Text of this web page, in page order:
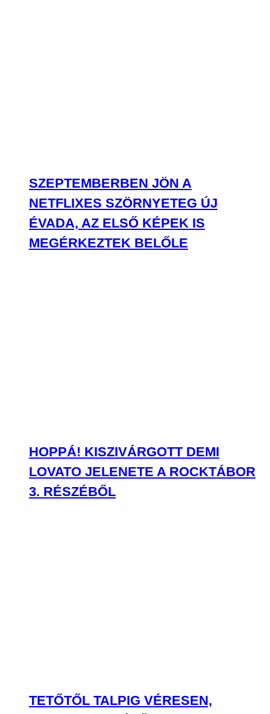
SZEPTEMBERBEN JÖN A
NETFLIXES SZÖRNYETEG ÚJ
ÉVADA, AZ ELSŐ KÉPEK IS
MEGÉRKEZTEK BELŐLE
HOPPÁ! KISZIVÁRGOTT DEMI
LOVATO JELENETE A ROCKTÁBOR
3. RÉSZÉBŐL
TETŐTŐL TALPIG VÉRESEN,